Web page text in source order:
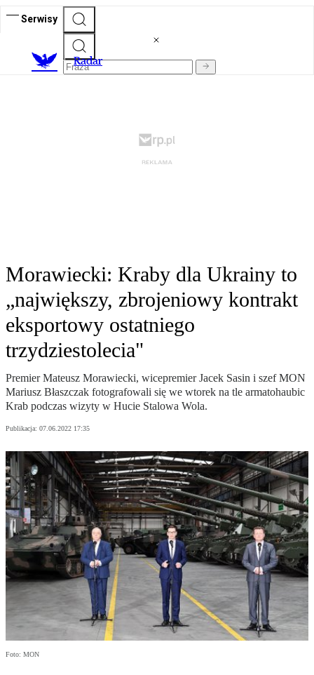
Serwisy
Radar
Morawiecki: Kraby dla Ukrainy to
„największy, zbrojeniowy kontrakt
eksportowy ostatniego
trzydziestolecia"
Premier Mateusz Morawiecki, wicepremier Jacek Sasin i szef MON
Mariusz Błaszczak fotografowali się we wtorek na tle armatohaubic
Krab podczas wizyty w Hucie Stalowa Wola.
Publikacja: 07.06.2022 17:35
Foto: MON